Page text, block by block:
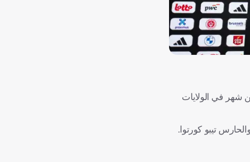
شهر في الولايات